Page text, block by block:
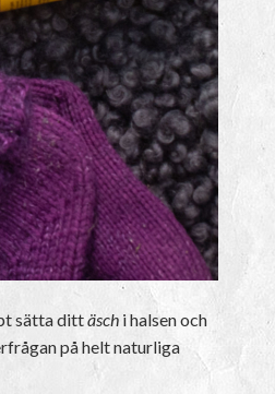
sätta dittäsch i halsen och
på helt naturliga